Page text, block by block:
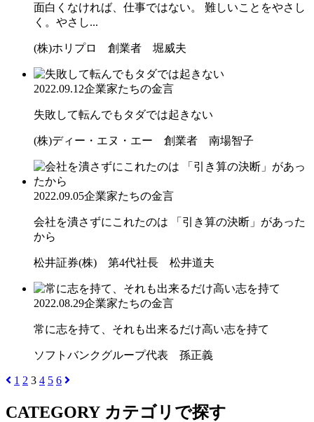
面白くなければ、仕事ではない。 難しいことをやさし
く。やさし...
(株)ホリプロ 創業者 堀威夫
2022.09.12企業家たちの金言
失敗して転んでもタダでは起きない
(株)ディー・エヌ・エー 創業者 南場智子
2022.09.05企業家たちの金言
会社を潰さずにこれたのは 「引き算の決断」があった
から
松井証券(株) 第4代社長 松井道夫
2022.08.29企業家たちの金言
常に志を持て、それも出来るだけ高い志を持て
ソフトバンクグループ代表 孫正義
1 2 3 4 5 6
CATEGORY カテゴリで探す